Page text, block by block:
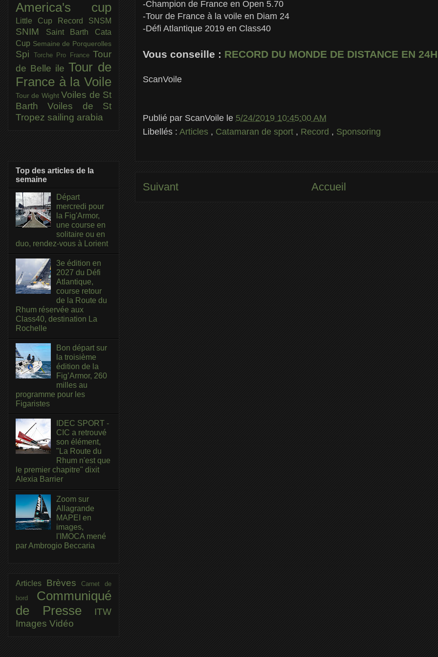
-Champion de France en Open 5.70
-Tour de France à la voile en Diam 24
-Défi Atlantique 2019 en Class40
Vous conseille : RECORD DU MONDE DE DISTANCE EN
ScanVoile
Publié par ScanVoile le 5/24/2019 10:45:00 AM
Libellés : Articles , Catamaran de sport , Record , Sponsoring
Suivant Accueil
America's cup
Little Cup Record SNSM
SNIM
Saint Barth Cata
Cup Semaine de Porquerolles
Spi Torche Pro France Tour
de Belle ile Tour de
France à la Voile
Tour de Wight Voiles de St
BarthVoiles de St
Tropez sailing arabia
Top des articles de la
semaine
Départ
mercredi pour
la Fig'Armor,
une course en
solitaire ou en
duo, rendez-vous à Lorient
3e édition en
2027 du Défi
Atlantique,
course retour
de la Route du
Rhum réservée aux
Class40, destination La
Rochelle
Bon départ sur
la troisième
édition de la
Fig’Armor, 260
milles au
programme pour les
Figaristes
IDEC SPORT -
CIC a retrouvé
son élément,
"La Route du
Rhum n'est que
le premier chapitre" dixit
Alexia Barrier
Zoom sur
Allagrande
MAPEI en
images,
l'IMOCA mené
par Ambrogio Beccaria
Articles BrèvesCarnet de
bord Communiqué
de Presse
ITW
Images Vidéo